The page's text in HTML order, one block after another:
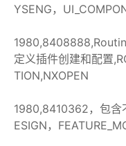
YSENG，
定义插件创建和配置
TION,NXOPEN
1980,8410362，包含
ESIGN，